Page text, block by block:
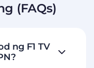
(FAQs)
ng F1 TV